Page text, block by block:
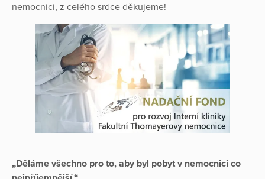
nemocnici, z celého srdce děkujeme!
„Děláme všechno pro to, aby byl pobyt v nemocnici co